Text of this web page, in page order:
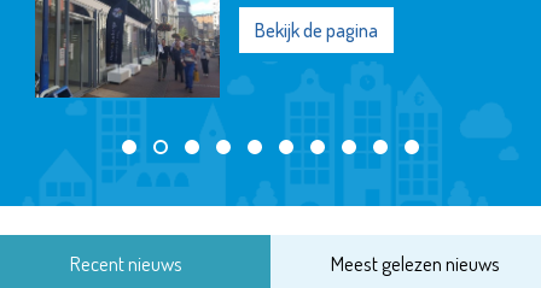
Bekijk de pagina
Recent nieuws Meest gelezen nieuws